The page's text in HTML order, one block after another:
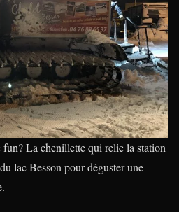
La chenillette qui relie la station
lac Besson pour déguster une